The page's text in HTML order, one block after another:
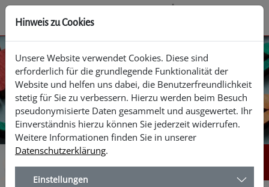
Zuhause
im Kreis Soest
Hinweis zu Cookies
Unsere Website verwendet Cookies. Diese sind
erforderlich für die grundlegende Funktionalität der
Website und helfen uns dabei, die Benutzerfreundlichkeit
stetig für Sie zu verbessern. Hierzu werden beim Besuch
pseudonymisierte Daten gesammelt und ausgewertet. Ihr
Einverständnis hierzu können Sie jederzeit widerrufen.
Weitere Informationen finden Sie in unserer
Datenschutzerklärung.
Einstellungen